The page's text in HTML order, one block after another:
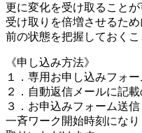
更に変化を受け取ることが
受け取りを倍増させるため
前の状態を把握しておくこ
《申し込み方法》
１．専用お申し込みフォ
２．自動返信メールに記
３．お申込みフォーム送
一斉ワーク開始時刻にな